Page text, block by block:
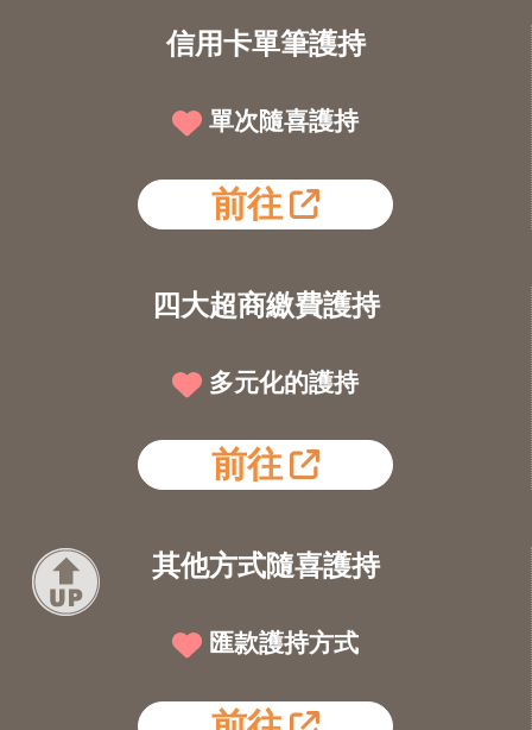
信用卡單筆護持
單次隨喜護持
前往
四大超商繳費護持
多元化的護持
前往
其他方式隨喜護持
匯款護持方式